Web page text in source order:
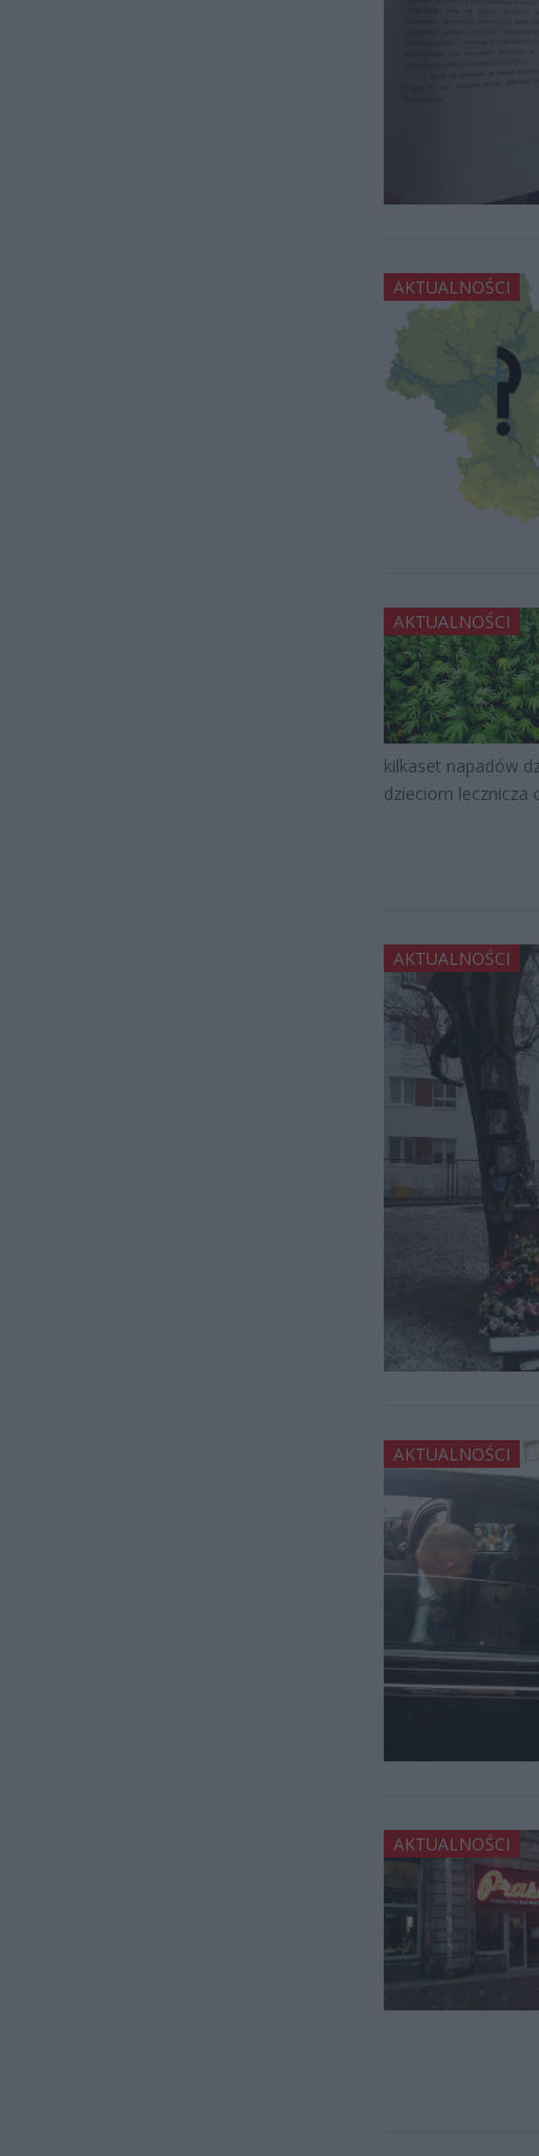
AKTUALNOŚCI
AKTUALNOŚCI
kilkaset napadów
dzieciom lecznicza
AKTUALNOŚCI
AKTUALNOŚCI
AKTUALNOŚCI